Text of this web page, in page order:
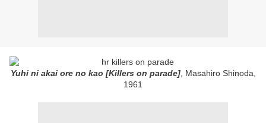
Yuhi ni akai ore no kao [Killers on parade], Masahiro Shinoda,
1961